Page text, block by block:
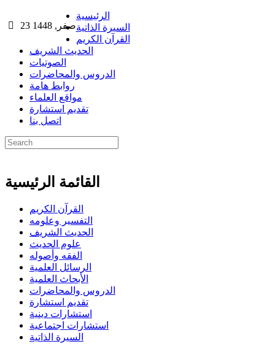
23 صفر, 1448
الرئيسية
السيرة الذاتية
القرآن الكريم
الحديث الشريف
الصوتيات
الدروس والمحاضرات
روابط هامة
مواقع العلماء
تقديم استشارة
اتصل بنا
القائمة الرئيسية
القرآن الكريم
التفسير وعلومه
الحديث الشريف
علوم الحديث
الفقه وأصوله
الرسائل العلمية
الأبحاث العلمية
الدروس والمحاضرات
تقديم استشارة
استشارات دينية
استشارات اجتماعية
السيرة الذاتية